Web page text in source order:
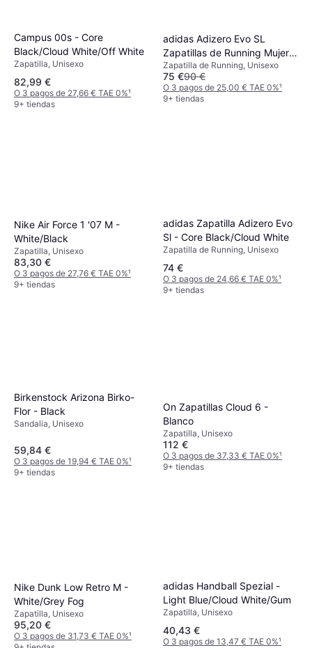
Campus 00s - Core
Black/Cloud White/Off White
Zapatilla, Unisexo
82,99 €
O 3 pagos de 27,66 € TAE 0%¹
9+ tiendas
adidas Adizero Evo SL
Zapatillas de Running Mujer -
Negro
Zapatilla de Running, Unisexo
75 €90 €
O 3 pagos de 25,00 € TAE 0%¹
9+ tiendas
Nike Air Force 1 '07 M -
White/Black
Zapatilla, Unisexo
83,30 €
O 3 pagos de 27,76 € TAE 0%¹
9+ tiendas
adidas Zapatilla Adizero Evo
Sl - Core Black/Cloud White
Zapatilla de Running, Unisexo
74 €
O 3 pagos de 24,66 € TAE 0%¹
9+ tiendas
Birkenstock Arizona Birko-
Flor - Black
Sandalia, Unisexo
59,84 €
O 3 pagos de 19,94 € TAE 0%¹
9+ tiendas
On Zapatillas Cloud 6 -
Blanco
Zapatilla, Unisexo
112 €
O 3 pagos de 37,33 € TAE 0%¹
9+ tiendas
Nike Dunk Low Retro M -
White/Grey Fog
Zapatilla, Unisexo
95,20 €
O 3 pagos de 31,73 € TAE 0%¹
adidas Handball Spezial -
Light Blue/Cloud White/Gum
Zapatilla, Unisexo
40,43 €
O 3 pagos de 13,47 € TAE 0%¹